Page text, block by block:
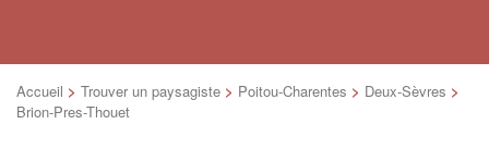
Accueil > Trouver un paysagiste > Poitou-Charentes > Deux-Sèvres >
Brion-Pres-Thouet